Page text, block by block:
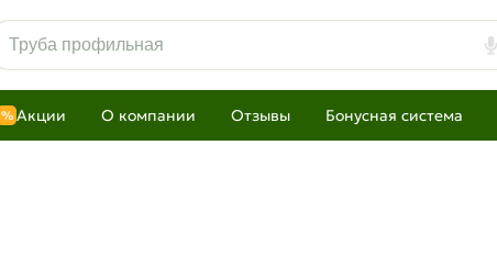
% Акции О компании Отзывы Бонусная система